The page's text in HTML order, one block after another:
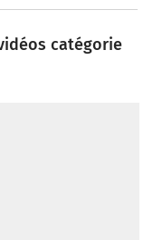
catégorie